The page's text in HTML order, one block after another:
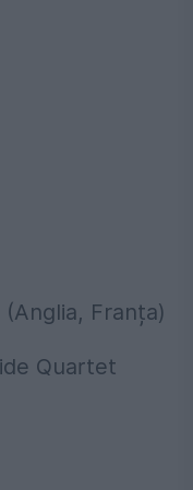
Franța)
Quartet